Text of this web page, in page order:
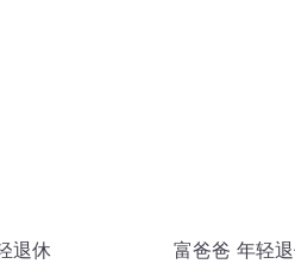
退休 富爸爸 年轻